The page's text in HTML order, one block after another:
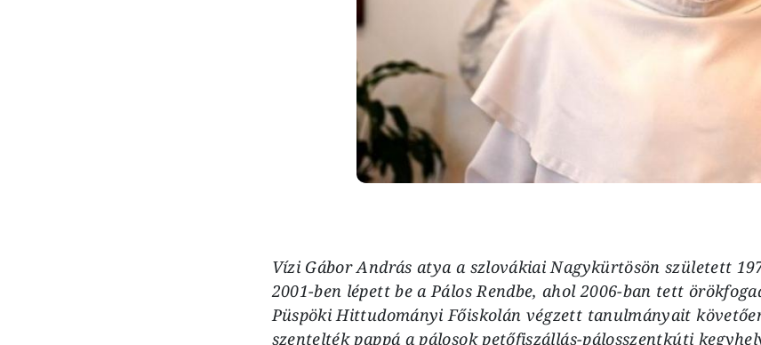
Vízi Gábor András atya a szlovákiai Nagykürtösön született
2001-ben lépett be a Pálos Rendbe, ahol 2006-ban tett
Püspöki Hittudományi Főiskolán végzett tanulmányait
szentelték pappá a pálosok petőfiszállás-pálosszentkúti